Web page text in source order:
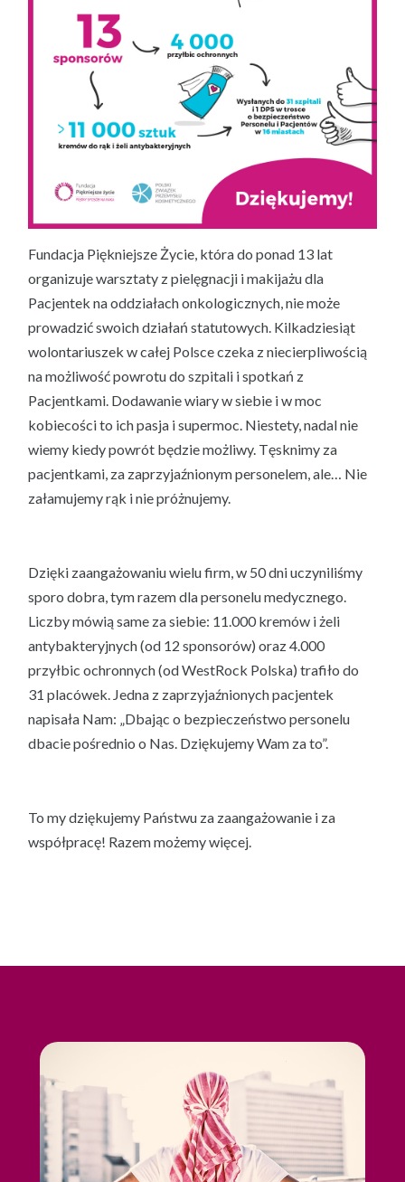
Fundacja Piękniejsze Życie, która do ponad 13 lat
organizuje warsztaty z pielęgnacji i makijażu dla
Pacjentek na oddziałach onkologicznych, nie może
prowadzić swoich działań statutowych. Kilkadziesiąt
wolontariuszek w całej Polsce czeka z niecierpliwością
na możliwość powrotu do szpitali i spotkań z
Pacjentkami. Dodawanie wiary w siebie i w moc
kobiecości to ich pasja i supermoc. Niestety, nadal nie
wiemy kiedy powrót będzie możliwy. Tęsknimy za
pacjentkami, za zaprzyjaźnionym personelem, ale… Nie
załamujemy rąk i nie próżnujemy.
Dzięki zaangażowaniu wielu firm, w 50 dni uczyniliśmy
sporo dobra, tym razem dla personelu medycznego.
Liczby mówią same za siebie: 11.000 kremów i żeli
antybakteryjnych (od 12 sponsorów) oraz 4.000
przyłbic ochronnych (od WestRock Polska) trafiło do
31 placówek. Jedna z zaprzyjaźnionych pacjentek
napisała Nam: „Dbając o bezpieczeństwo personelu
dbacie pośrednio o Nas. Dziękujemy Wam za to”.
To my dziękujemy Państwu za zaangażowanie i za
współpracę! Razem możemy więcej.